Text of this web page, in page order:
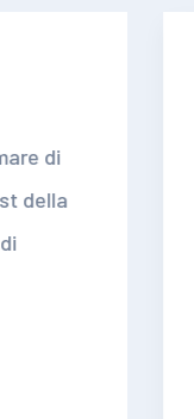
Grazie ai
grande
potrai